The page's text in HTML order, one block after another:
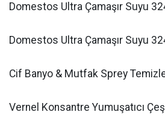
Domestos Ultra Çamaşır Suyu
Domestos Ultra Çamaşır Suyu
Cif Banyo & Mutfak Sprey
Vernel Konsantre Yumuşatıcı